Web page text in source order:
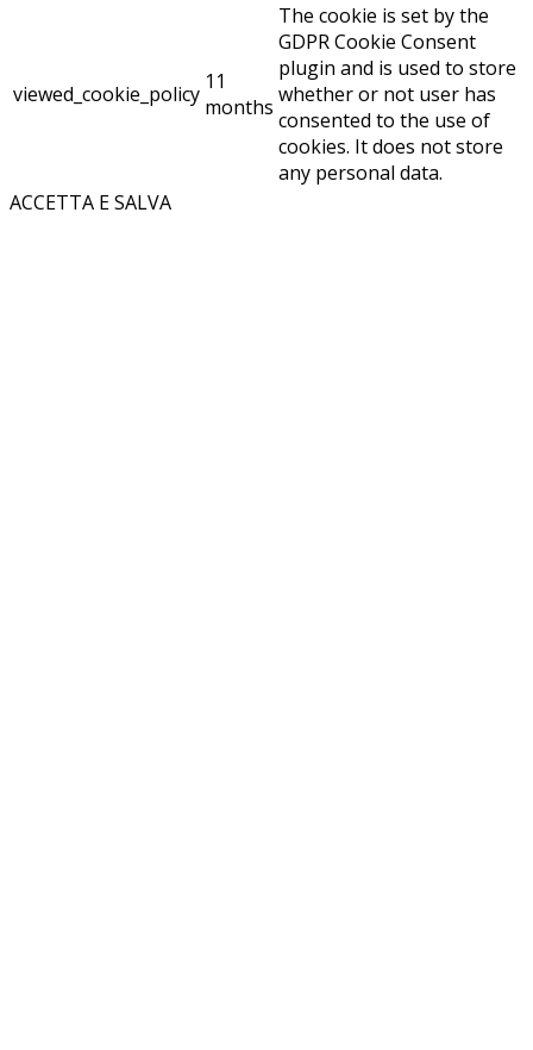
viewed_cookie_policy 11
months
The cookie is set by the
GDPR Cookie Consent
plugin and is used to store
whether or not user has
consented to the use of
cookies. It does not store
any personal data.
ACCETTA E SALVA